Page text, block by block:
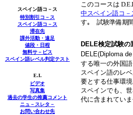
スペイン語コ－ス
特別割引コ－ス
スペイン語コ－ス
滞在先
課外活動・遠足
値段・日程
無料サ－ビス
スペイン語レベル判定テスト
E.I.
ビデオ
写真集
過去の学生の推薦コメント
ニュ－スレタ－
お問い合わせ先
このコースは
中スペイン語コ－
す｡ 試験準備期
DELE検定試験の
DELE(Diploma
する唯一の外国
スペイン語のレ
要とする仕事環
スペインでも、
代に含まれてい